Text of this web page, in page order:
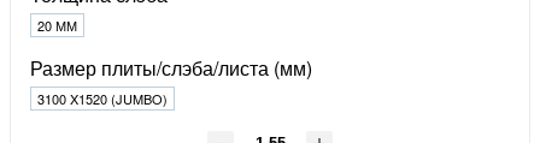
20 ММ
Размер плиты/слэба/листа (мм)
3100 X1520 (JUMBO)